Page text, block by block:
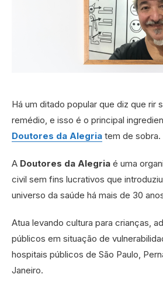
Há um ditado popular que diz que rir
remédio, e isso é o principal
Doutores da Alegria tem de sobra.
A Doutores da Alegria é uma
civil sem fins lucrativos que
universo da saúde há mais de 30
Atua levando cultura para crianças,
públicos em situação de
hospitais públicos de São Paulo,
Janeiro.